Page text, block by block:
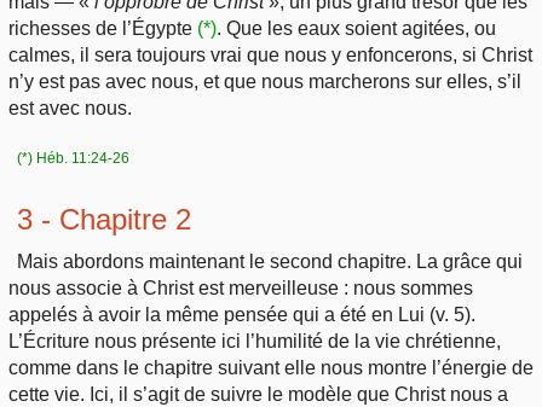
richesses de l’Égypte (*). Que les eaux soient agitées, ou
calmes, il sera toujours vrai que nous y enfoncerons, si Christ
n’y est pas avec nous, et que nous marcherons sur elles, s’il
est avec nous.
(*) Héb. 11:24-26
3 - Chapitre 2
Mais abordons maintenant le second chapitre. La grâce qui
nous associe à Christ est merveilleuse : nous sommes
appelés à avoir la même pensée qui a été en Lui (v. 5).
L’Écriture nous présente ici l’humilité de la vie chrétienne,
comme dans le chapitre suivant elle nous montre l’énergie de
cette vie. Ici, il s’agit de suivre le modèle que Christ nous a